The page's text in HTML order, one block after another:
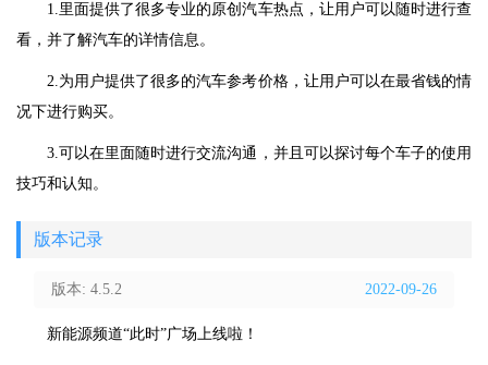
1.里面提供了很多专业的原创汽车热点，让用户可以随时进行查
看，并了解汽车的详情信息。
2.为用户提供了很多的汽车参考价格，让用户可以在最省钱的情
况下进行购买。
3.可以在里面随时进行交流沟通，并且可以探讨每个车子的使用
技巧和认知。
版本记录
2022-09-26
版本: 4.5.2
新能源频道“此时”广场上线啦！